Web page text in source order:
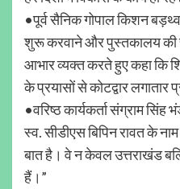
•पूर्व सैनिक गोपाल किशन
शुरू करवाने और पुस्तकालय की
आभार व्यक्त करते हुए कहा कि
के प्रयासों से कोटद्वार लगातार
•वरिष्ठ कार्यकर्ता संग्राम
स्व. सीडीएस बिपिन रावत के
बात है। वे न केवल उत्तराखंड
हैं।”